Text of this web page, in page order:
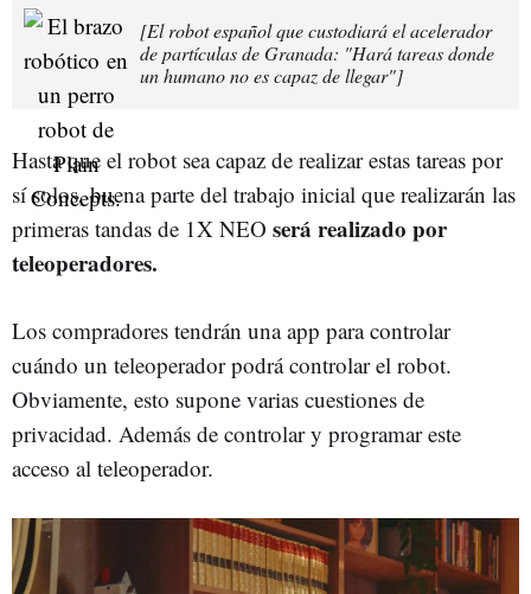
[El robot español que custodiará el acelerador
de partículas de Granada: "Hará tareas donde
un humano no es capaz de llegar"]
Hasta que el robot sea capaz de realizar estas tareas por
sí solos, buena parte del trabajo inicial que realizarán las
primeras tandas de 1X NEO será realizado por
teleoperadores.
Los compradores tendrán una app para controlar
cuándo un teleoperador podrá controlar el robot.
Obviamente, esto supone varias cuestiones de
privacidad. Además de controlar y programar este
acceso al teleoperador.